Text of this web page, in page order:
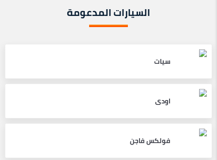
السيارات المدعومة
سيات
اودى
فولكس فاجن